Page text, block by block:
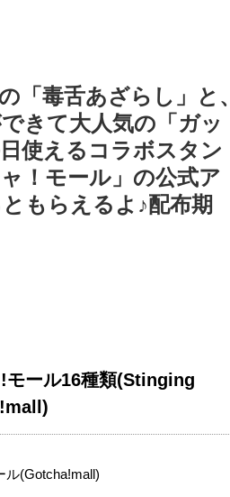
「毒舌あざらし」と、
きて大人気の「ガッ
使えるコラボスタン
！モール」の公式ア
もらえるよ♪配布期
モール16種類(Stinging
ル(Gotcha!mall)